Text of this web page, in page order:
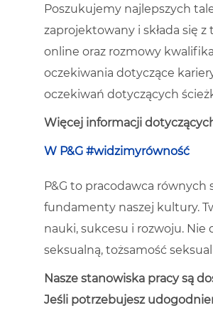
Poszukujemy najlepszych
zaprojektowany i składa się
online oraz rozmowy
oczekiwania dotyczące
oczekiwań dotyczących
Więcej informacji
W P&G #widzimyrówność
P&G to pracodawca równych
fundamenty naszej kultury.
nauki, sukcesu i rozwoju. Nie
seksualną, tożsamość
Nasze stanowiska pracy są
Jeśli potrzebujesz